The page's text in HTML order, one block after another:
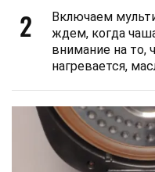
2
Включаем
ждем, когда
внимание на то,
нагревается,